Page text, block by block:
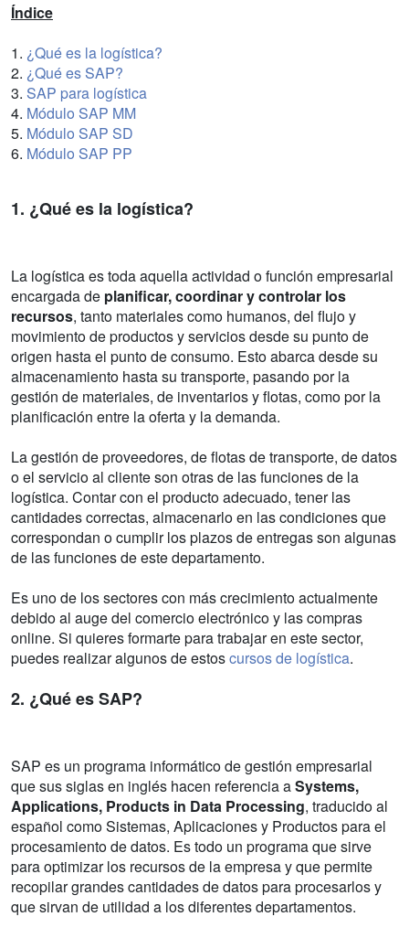
Índice
1. ¿Qué es la logística?
2. ¿Qué es SAP?
3. SAP para logística
4. Módulo SAP MM
5. Módulo SAP SD
6. Módulo SAP PP
1. ¿Qué es la logística?
La logística es toda aquella actividad o función empresarial
encargada de planificar, coordinar y controlar los
recursos, tanto materiales como humanos, del flujo y
movimiento de productos y servicios desde su punto de
origen hasta el punto de consumo. Esto abarca desde su
almacenamiento hasta su transporte, pasando por la
gestión de materiales, de inventarios y flotas, como por la
planificación entre la oferta y la demanda.
La gestión de proveedores, de flotas de transporte, de datos
o el servicio al cliente son otras de las funciones de la
logística. Contar con el producto adecuado, tener las
cantidades correctas, almacenarlo en las condiciones que
correspondan o cumplir los plazos de entregas son algunas
de las funciones de este departamento.
Es uno de los sectores con más crecimiento actualmente
debido al auge del comercio electrónico y las compras
online. Si quieres formarte para trabajar en este sector,
puedes realizar algunos de estoscursos de logística.
2. ¿Qué es SAP?
SAP es un programa informático de gestión empresarial
que sus siglas en inglés hacen referencia aSystems,
Applications, Products in Data Processing, traducido al
español como Sistemas, Aplicaciones y Productos para el
procesamiento de datos. Es todo un programa que sirve
para optimizar los recursos de la empresa y que permite
recopilar grandes cantidades de datos para procesarlos y
que sirvan de utilidad a los diferentes departamentos.